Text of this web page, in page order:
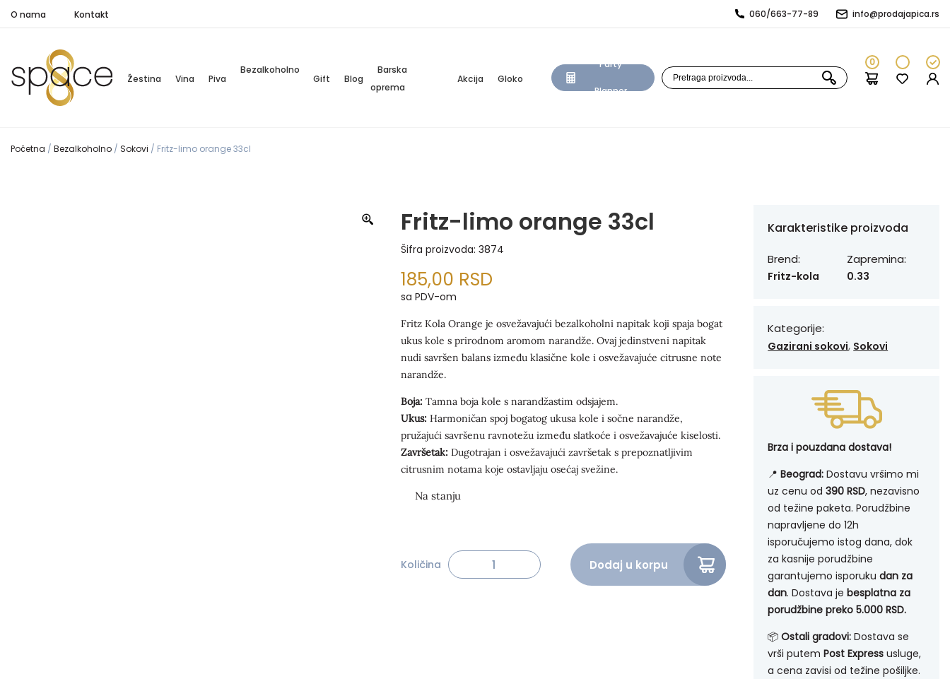
O nama Kontakt 060/663-77-89 info@prodajapica.rs
Žestina Vina Piva
Bezalkoholno
Gift Blog
Barska
oprema
Akcija Gloko
Party
Planner
0
Početna / Bezalkoholno / Sokovi / Fritz-limo orange 33cl
Fritz-limo orange 33cl
Šifra proizvoda: 3874
185,00 RSD
sa PDV-om
Fritz Kola Orange je osvežavajući bezalkoholni napitak koji spaja bogat
ukus kole s prirodnom aromom narandže. Ovaj jedinstveni napitak
nudi savršen balans između klasične kole i osvežavajuće citrusne note
narandže.
Boja: Tamna boja kole s narandžastim odsjajem.
Ukus: Harmoničan spoj bogatog ukusa kole i sočne narandže,
pružajući savršenu ravnotežu između slatkoće i osvežavajuće kiselosti.
Završetak: Dugotrajan i osvežavajući završetak s prepoznatljivim
citrusnim notama koje ostavljaju osećaj svežine.
Količina Fritz-limo orange 33cl količinaDodaj u korpu
Alternative:
Karakteristike proizvoda
Brend:
Fritz-kola
Zapremina:
0.33
Kategorije:
Gazirani sokovi, Sokovi
Brza i pouzdana dostava!
📍Beograd: Dostavu vršimo mi
uz cenu od390 RSD, nezavisno
od težine paketa. Porudžbine
napravljene do 12h
isporučujemo istog dana, dok
za kasnije porudžbine
garantujemo isporukudan za
dan. Dostava jebesplatna za
porudžbine preko 5.000 RSD.
📦Ostali gradovi: Dostava se
vrši putemPost Express usluge,
a cena zavisi od težine pošiljke.